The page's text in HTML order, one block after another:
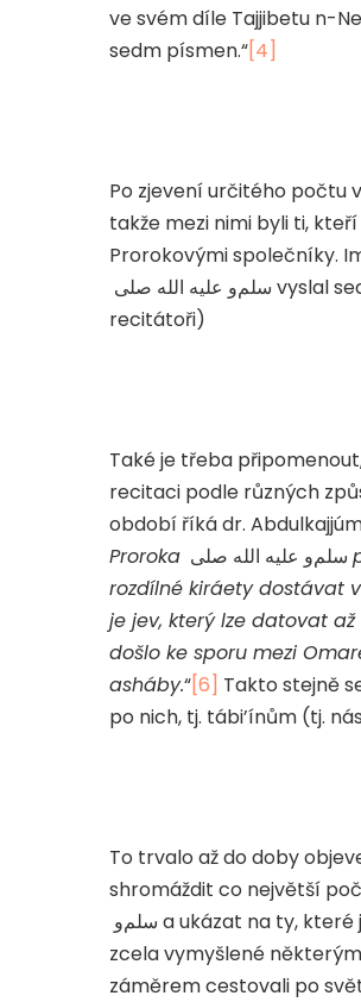
ve svém díle Tajjibetu n-
sedm písmen.“[4]
Po zjevení určitého počtu
takže mezi nimi byli ti,
Prorokovými společníky.
صلى الله عليه وسلم vyslal
recitátoři)
Také je třeba
recitaci podle různých
období říká dr. Abdulkajjúm
Proroka صلى الله عليه وسلم
rozdílné kiráety dostávat
je jev, který lze datovat
došlo ke sporu mezi
asháby.“[6] Takto stejně
po nich, tj. tábi’ínům (tj.
To trvalo až do doby
shromáždit co největší
وسلم a ukázat na ty, které
zcela vymyšlené
záměrem cestovali po